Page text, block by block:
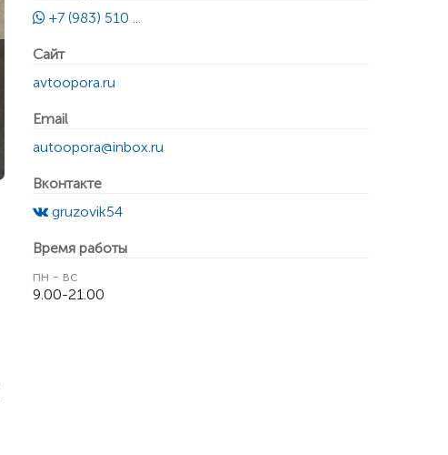
+7 (983) 510 ...
Сайт
avtoopora.ru
Email
autoopora@inbox.ru
Вконтакте
gruzovik54
Время работы
пн - вс
9.00-21.00